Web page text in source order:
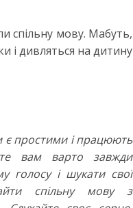
спільну мову. Мабуть,
і дивляться на дитину
є простими і працюють
вам варто завжди
голосу і шукати свої
спільну мову з